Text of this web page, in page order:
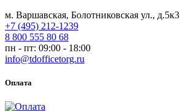
м. Варшавская, Болотниковская ул., д.5к3
+7 (495) 212-1239
8 800 555 80 68
пн - пт: 09:00 - 18:00
info@tdofficetorg.ru
Оплата